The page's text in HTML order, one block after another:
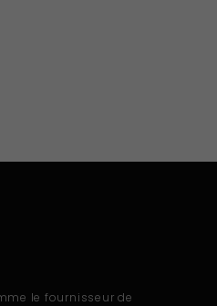
le fournisseur de